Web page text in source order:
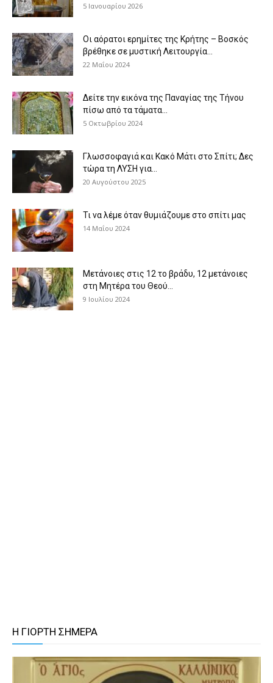
5 Ιανουαρίου 2026
Οι αόρατοι ερημίτες της Κρήτης – Βοσκός
βρέθηκε σε μυστική Λειτουργία...
22 Μαΐου 2024
Δείτε την εικόνα της Παναγίας της Τήνου
πίσω από τα τάματα...
5 Οκτωβρίου 2024
Γλωσσοφαγιά και Κακό Μάτι στο Σπίτι; Δες
τώρα τη ΛΥΣΗ για...
20 Αυγούστου 2025
Τι να λέμε όταν θυμιάζουμε στο σπίτι μας
14 Μαΐου 2024
Μετάνοιες στις 12 το βράδυ, 12 μετάνοιες
στη Μητέρα του Θεού...
9 Ιουλίου 2024
Η ΓΙΟΡΤΗ ΣΗΜΕΡΑ